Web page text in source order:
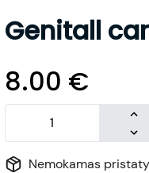
Genitall
8.00 €
Nemokamas